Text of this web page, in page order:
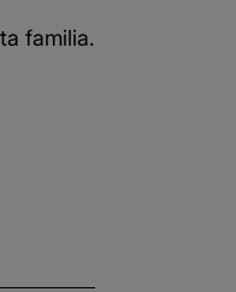
familia.